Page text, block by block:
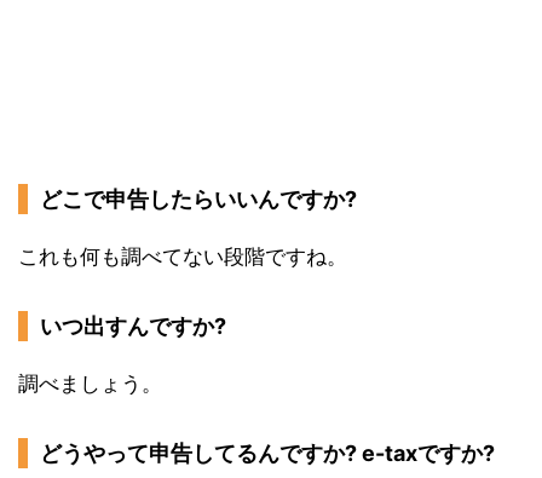
どこで申告したらいいんですか?
これも何も調べてない段階ですね。
いつ出すんですか?
調べましょう。
どうやって申告してるんですか? e-taxですか?